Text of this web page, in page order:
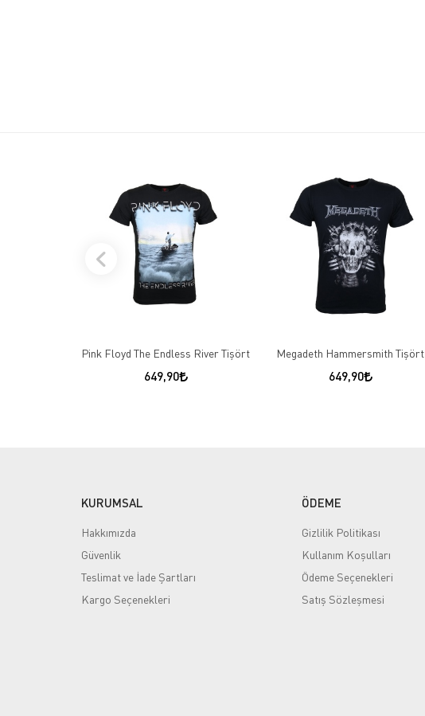
Pink Floyd The Endless River Tişört
649,90
Megadeth Hammersmith Tişört
649,90
KURUMSAL
Hakkımızda
Güvenlik
Teslimat ve İade Şartları
Kargo Seçenekleri
ÖDEME
Gizlilik Politikası
Kullanım Koşulları
Ödeme Seçenekleri
Satış Sözleşmesi